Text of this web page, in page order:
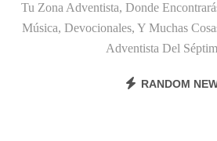
BENEFICIOS
EL REINO DE
Tu Zona Adventista, Donde
Música, Devocionales, Y Muchas
Adventista Del
RANDOM